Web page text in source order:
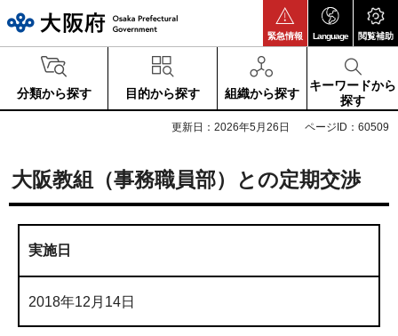
緊急情報 Language 閲覧補助
分類から探す 目的から探す 組織から探す
キーワードから
探す
更新日：2026年5月26日 ページID：60509
大阪教組（事務職員部）との定期交渉
実施日
2018年12月14日